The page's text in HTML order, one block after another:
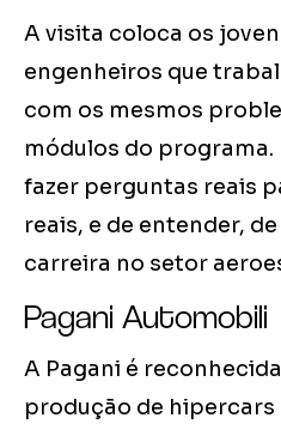
A visita coloca os
engenheiros que
com os mesmos
módulos do programa.
fazer perguntas reais
reais, e de entender,
carreira no setor
Pagani Automobili
A Pagani é
produção de